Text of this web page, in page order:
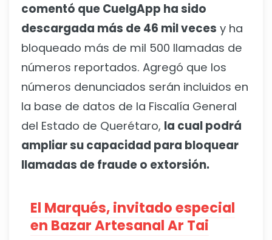
comentó que CuelgApp ha sido
descargada más de 46 mil veces y ha
bloqueado más de mil 500 llamadas de
números reportados. Agregó que los
números denunciados serán incluidos en
la base de datos de la Fiscalía General
del Estado de Querétaro, la cual podrá
ampliar su capacidad para bloquear
llamadas de fraude o extorsión.
El Marqués, invitado especial
en Bazar Artesanal Ar Tai